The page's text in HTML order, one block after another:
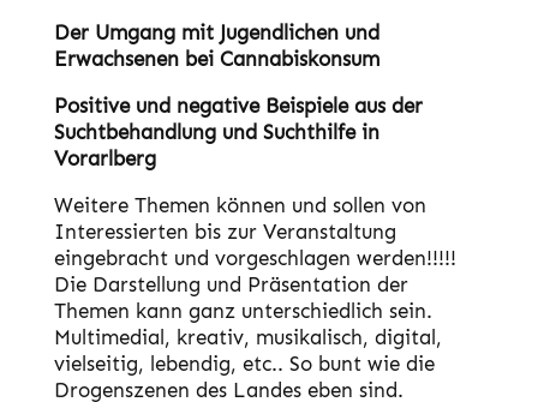
Der Umgang mit Jugendlichen und
Erwachsenen bei Cannabiskonsum
Positive und negative Beispiele aus der
Suchtbehandlung und Suchthilfe in
Vorarlberg
Weitere Themen können und sollen von
Interessierten bis zur Veranstaltung
eingebracht und vorgeschlagen werden!!!!!
Die Darstellung und Präsentation der
Themen kann ganz unterschiedlich sein.
Multimedial, kreativ, musikalisch, digital,
vielseitig, lebendig, etc.. So bunt wie die
Drogenszenen des Landes eben sind.